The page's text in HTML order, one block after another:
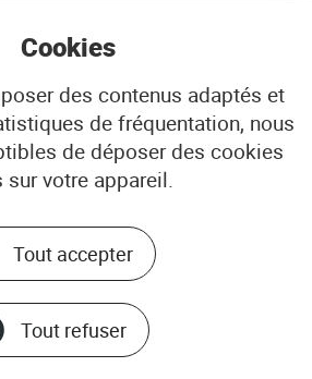
Jaurès 29200 BREST
33 51 71
CONTACT
© ADEUPa
PLAN DU SITE
PERSONNELLES
Cookies
des contenus adaptés et
de fréquentation, nous
de déposer des cookies
sur votre appareil.
Tout accepter
Tout refuser